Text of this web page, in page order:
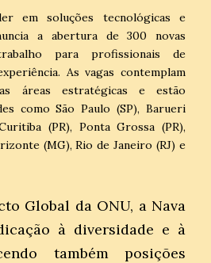
em soluções tecnológicas e
a abertura de 300 novas
para profissionais de
As vagas contemplam
áreas estratégicas e estão
como São Paulo (SP), Barueri
(PR), Ponta Grossa (PR),
(MG), Rio de Janeiro (RJ) e
Global da ONU, a Nava
à diversidade e à
também posições